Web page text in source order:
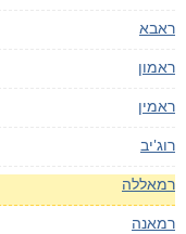
ראבא
ראמון
ראמין
רוג'יב
רמאללה
רמאנה